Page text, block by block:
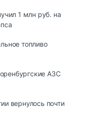
1 млн руб. на
топливо
АЗС
вернулось почти